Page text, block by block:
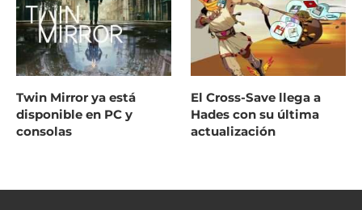
Twin Mirror ya está
disponible en PC y
consolas
El Cross-Save llega a
Hades con su última
actualización